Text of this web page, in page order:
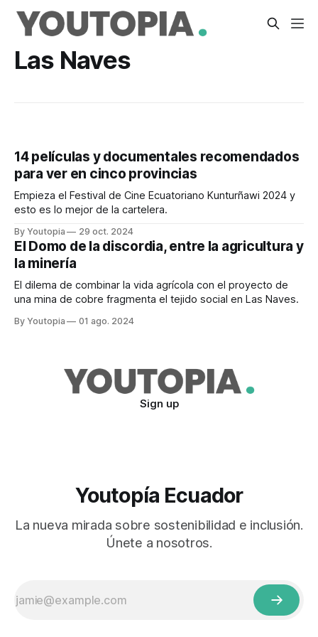
Las Naves
14 películas y documentales recomendados
para ver en cinco provincias
Empieza el Festival de Cine Ecuatoriano Kunturñawi 2024 y
esto es lo mejor de la cartelera.
By Youtopia 29 oct. 2024
El Domo de la discordia, entre la agricultura y
la minería
El dilema de combinar la vida agrícola con el proyecto de
una mina de cobre fragmenta el tejido social en Las Naves.
By Youtopia 01 ago. 2024
Sign up
Youtopía Ecuador
La nueva mirada sobre sostenibilidad e inclusión.
Únete a nosotros.